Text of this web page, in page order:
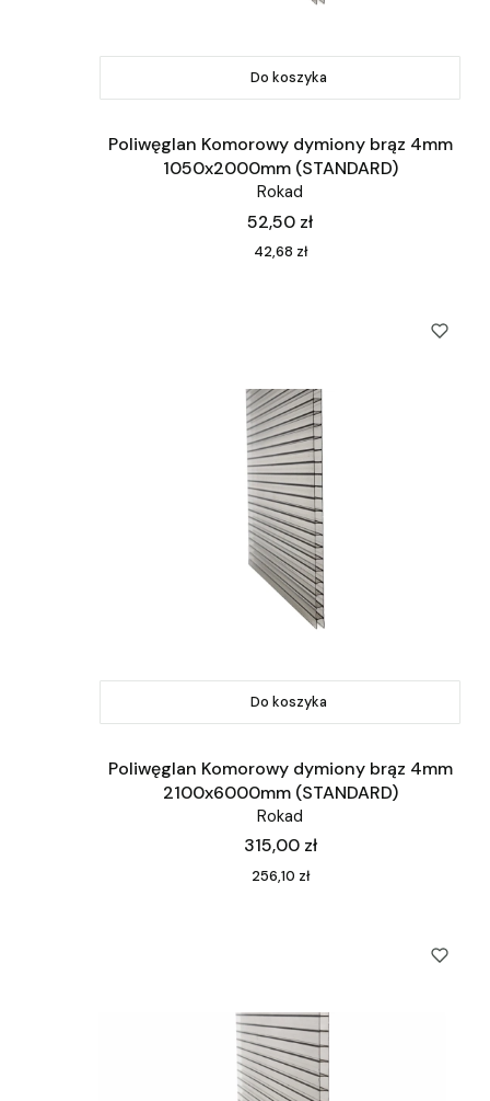
Do koszyka
Poliwęglan Komorowy dymiony brąz 4mm
1050x2000mm (STANDARD)
Rokad
Cena
52,50 zł
Cena
42,68 zł
Do koszyka
Poliwęglan Komorowy dymiony brąz 4mm
2100x6000mm (STANDARD)
Rokad
Cena
315,00 zł
Cena
256,10 zł